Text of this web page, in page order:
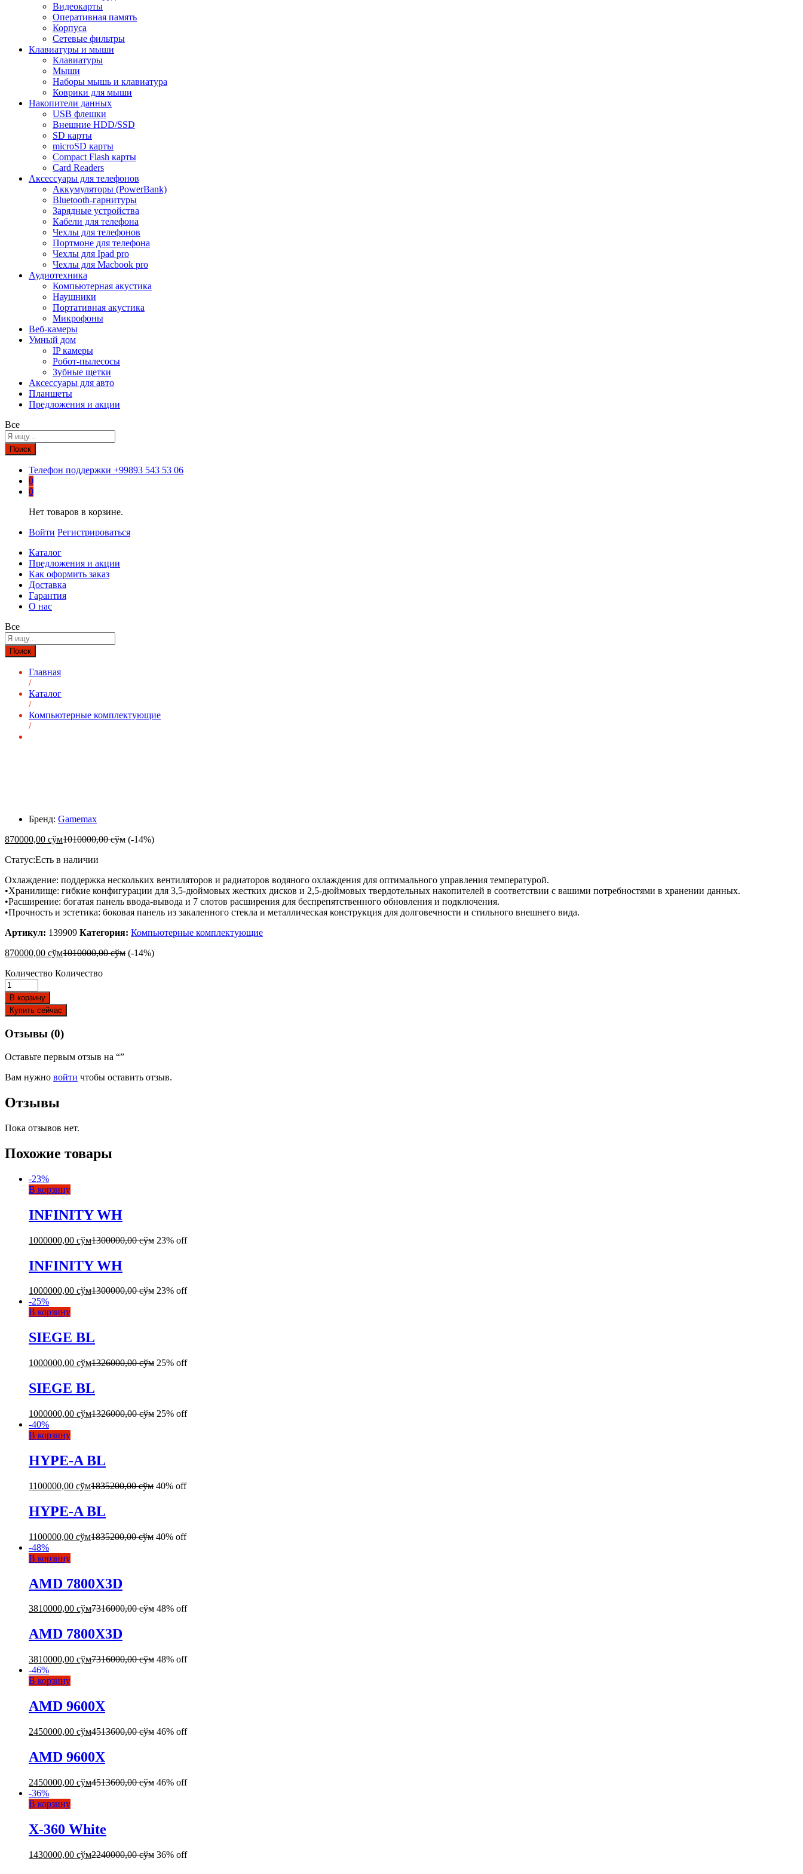
Видеокарты
Оперативная память
Корпуса
Сетевые фильтры
Клавиатуры и мыши
Клавиатуры
Мыши
Наборы мышь и клавиатура
Коврики для мыши
Накопители данных
USB флешки
Внешние HDD/SSD
SD карты
microSD карты
Compact Flash карты
Card Readers
Аксессуары для телефонов
Аккумуляторы (PowerBank)
Bluetooth-гарнитуры
Зарядные устройства
Кабели для телефона
Чехлы для телефонов
Портмоне для телефона
Чехлы для Ipad pro
Чехлы для Macbook pro
Аудиотехника
Компьютерная акустика
Наушники
Портативная акустика
Микрофоны
Веб-камеры
Умный дом
IP камеры
Робот-пылесосы
Зубные щетки
Аксессуары для авто
Планшеты
Предложения и акции
Все
Поиск
Телефон поддержки +99893 543 53 06
0
0
Нет товаров в корзине.
Войти Регистрироваться
Каталог
Предложения и акции
Как оформить заказ
Доставка
Гарантия
О нас
Все
Поиск
Главная
/
Каталог
/
Компьютерные комплектующие
/
Бренд: Gamemax
870000,00 сўм1010000,00сўм (-14%)
Статус:Есть в наличии
Охлаждение: поддержка нескольких вентиляторов и радиаторов водяного охлаждения для оптимального управления температурой.
•Хранилище: гибкие конфигурации для 3,5-дюймовых жестких дисков и 2,5-дюймовых твердотельных накопителей в соответствии с вашими потребностями в хранении данных.
•Расширение: богатая панель ввода-вывода и 7 слотов расширения для беспрепятственного обновления и подключения.
•Прочность и эстетика: боковая панель из закаленного стекла и металлическая конструкция для долговечности и стильного внешнего вида.
Артикул: 139909 Категория: Компьютерные комплектующие
870000,00 сўм1010000,00сўм (-14%)
Количество Количество
В корзину
Купить сейчас
Отзывы (0)
Оставьте первым отзыв на “”
Вам нужно войти чтобы оставить отзыв.
Отзывы
Пока отзывов нет.
Похожие товары
-23%
В корзину
INFINITY WH
1000000,00 сўм1300000,00сўм 23% off
INFINITY WH
1000000,00 сўм1300000,00сўм 23% off
-25%
В корзину
SIEGE BL
1000000,00 сўм1326000,00сўм 25% off
SIEGE BL
1000000,00 сўм1326000,00сўм 25% off
-40%
В корзину
HYPE-A BL
1100000,00 сўм1835200,00сўм 40% off
HYPE-A BL
1100000,00 сўм1835200,00сўм 40% off
-48%
В корзину
AMD 7800X3D
3810000,00 сўм7316000,00сўм 48% off
AMD 7800X3D
3810000,00 сўм7316000,00сўм 48% off
-46%
В корзину
AMD 9600X
2450000,00 сўм4513600,00сўм 46% off
AMD 9600X
2450000,00 сўм4513600,00сўм 46% off
-36%
В корзину
X-360 White
1430000,00 сўм2240000,00сўм 36% off